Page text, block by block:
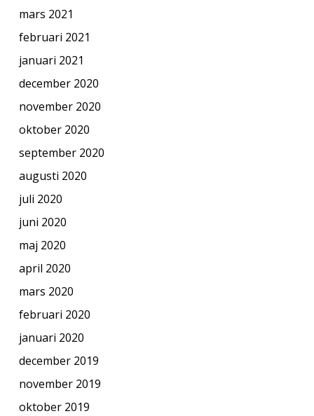
mars 2021
februari 2021
januari 2021
december 2020
november 2020
oktober 2020
september 2020
augusti 2020
juli 2020
juni 2020
maj 2020
april 2020
mars 2020
februari 2020
januari 2020
december 2019
november 2019
oktober 2019